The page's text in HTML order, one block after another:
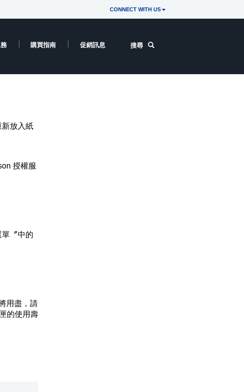
CONNECT WITH US
購買指南 促銷訊息 搜尋
放入紙
授權服
〞中的
用盡，請
的使用壽